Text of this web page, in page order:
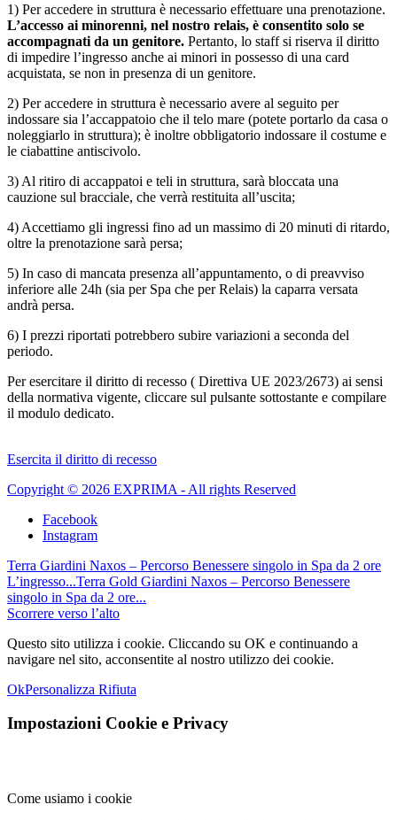
1) Per accedere in struttura è necessario effettuare una prenotazione.
L’accesso ai minorenni, nel nostro relais, è consentito solo se
accompagnati da un genitore. Pertanto, lo staff si riserva il diritto
di impedire l’ingresso anche ai minori in possesso di una card
acquistata, se non in presenza di un genitore.
2) Per accedere in struttura è necessario avere al seguito per
indossare sia l’accappatoio che il telo mare (potete portarlo da casa o
noleggiarlo in struttura); è inoltre obbligatorio indossare il costume e
le ciabattine antiscivolo.
3) Al ritiro di accappatoi e teli in struttura, sarà bloccata una
cauzione sul bracciale, che verrà restituita all’uscita;
4) Accettiamo gli ingressi fino ad un massimo di 20 minuti di ritardo,
oltre la prenotazione sarà persa;
5) In caso di mancata presenza all’appuntamento, o di preavviso
inferiore alle 24h (sia per Spa che per Relais) la caparra versata
andrà persa.
6) I prezzi riportati potrebbero subire variazioni a seconda del
periodo.
Per esercitare il diritto di recesso ( Direttiva UE 2023/2673) ai sensi
della normativa vigente, cliccare sul pulsante sottostante e compilare
il modulo dedicato.
Esercita il diritto di recesso
Copyright © 2026 EXPRIMA - All rights Reserved
Facebook
Instagram
Terra Giardini Naxos – Percorso Benessere singolo in Spa da 2 ore
L’ingresso...Terra Gold Giardini Naxos – Percorso Benessere
singolo in Spa da 2 ore...
Scorrere verso l’alto
Questo sito utilizza i cookie. Cliccando su OK e continuando a
navigare nel sito, acconsentite al nostro utilizzo dei cookie.
OkPersonalizza Rifiuta
Impostazioni Cookie e Privacy
Come usiamo i cookie